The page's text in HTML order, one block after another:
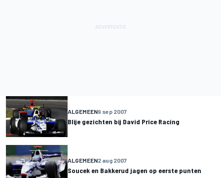
ALGEMEEN9 sep 2007
Blije gezichten bij David Price Racing
ALGEMEEN2 aug 2007
Soucek en Bakkerud jagen op eerste punten